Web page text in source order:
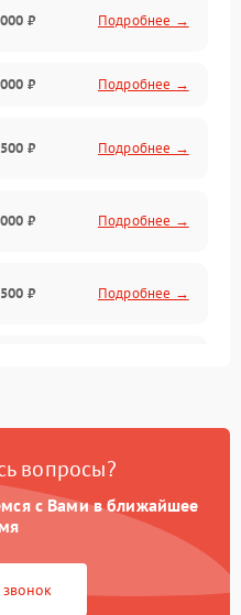
₽ Подробнее →
₽ Подробнее →
₽ Подробнее →
₽ Подробнее →
₽ Подробнее →
₽ Подробнее →
₽
вопросы?
с Вами в ближайшее
звонок